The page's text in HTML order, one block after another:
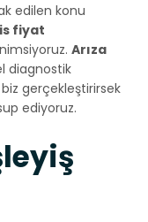
edilen konu
fiyat
Arıza
diagnostik
biz gerçekleştirirsek
ediyoruz.